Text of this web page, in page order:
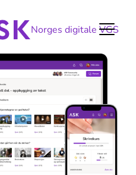
Norges digitale VGS